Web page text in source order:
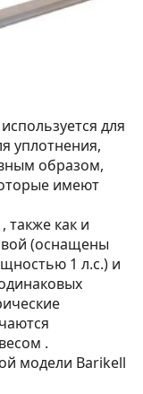
для
уплотнения,
образом,
имеют
также как и
(оснащены
1 л.с.) и
.
модели Barikell